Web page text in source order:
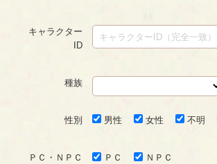
キャラクター
ID
種族
性別 男性 女性 不明
ＰＣ・ＮＰＣ ＰＣ ＮＰＣ